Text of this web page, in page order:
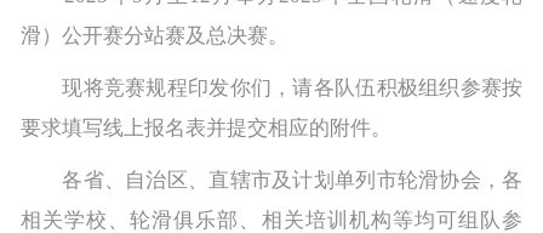
滑）公开赛分站赛及总决赛。
现将竞赛规程印发你们，请各队伍积极组织参赛按
要求填写线上报名表并提交相应的附件。
各省、自治区、直辖市及计划单列市轮滑协会，各
相关学校、轮滑俱乐部、相关培训机构等均可组队参